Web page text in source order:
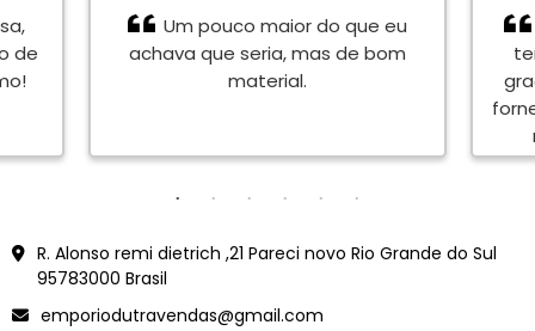
de
Um pouco maior do que eu
achava que seria, mas de bom
material.
R. Alonso remi dietrich ,21 Pareci novo Rio Grande do Sul
95783000 Brasil
emporiodutravendas@gmail.com